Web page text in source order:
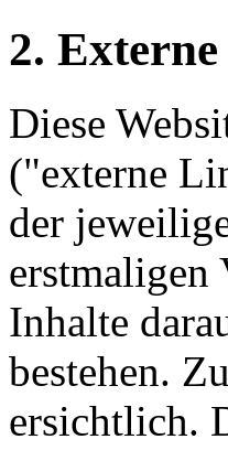
2.
Diese
("externe
der
erstmaligen
Inhalte
bestehen.
ersichtlich.